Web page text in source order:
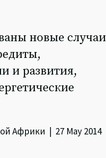
новые случаи
и развития,
Африки | 27 May 2014